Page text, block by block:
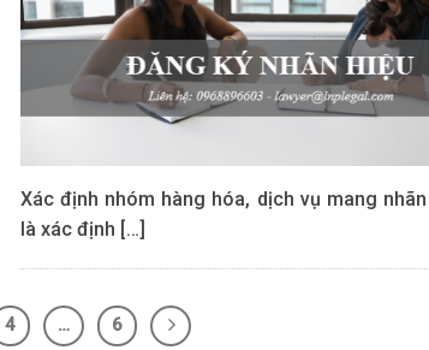
Xác định nhóm hàng hóa, dịch vụ mang
là xác định […]
4 … 6